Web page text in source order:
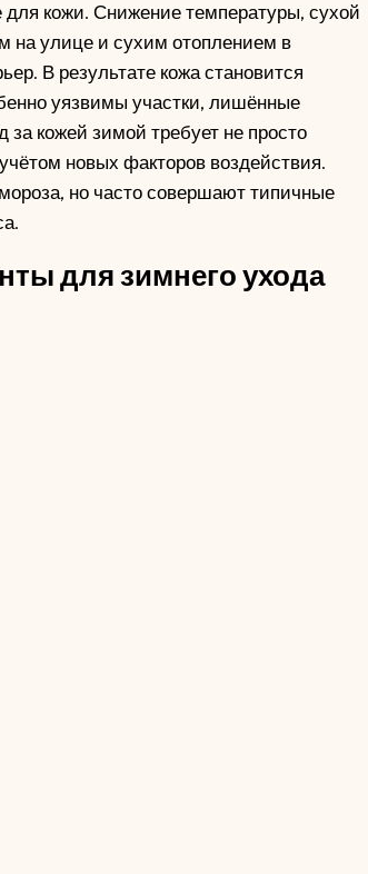
кожи. Снижение температуры, сухой
на улице и сухим отоплением в
В результате кожа становится
уязвимы участки, лишённые
за кожей зимой требует не просто
новых факторов воздействия.
но часто совершают типичные
для зимнего ухода